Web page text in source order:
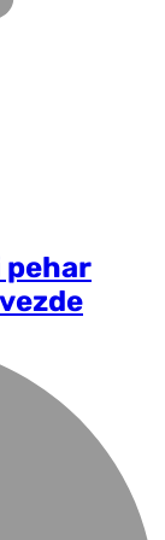
pehar